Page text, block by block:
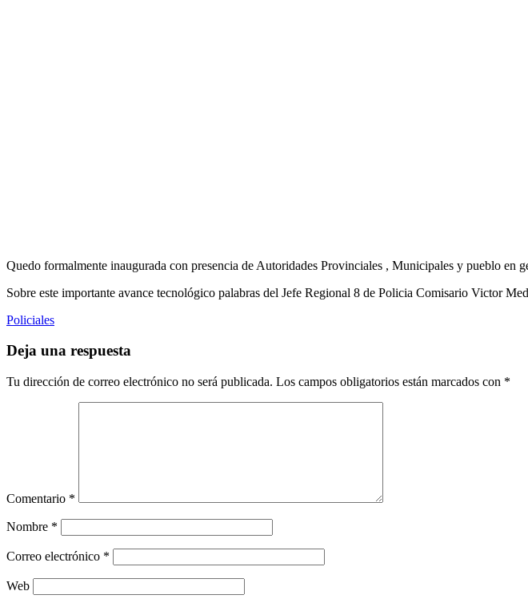
Quedo formalmente inaugurada con presencia de Autoridades Provinciales , Municipales y pueblo
Sobre este importante avance tecnológico palabras del Jefe Regional 8 de Policia Comisario Victor
Policiales
Deja una respuesta
Tu dirección de correo electrónico no será publicada. Los campos obligatorios están marcados con *
Comentario *
Nombre *
Correo electrónico *
Web